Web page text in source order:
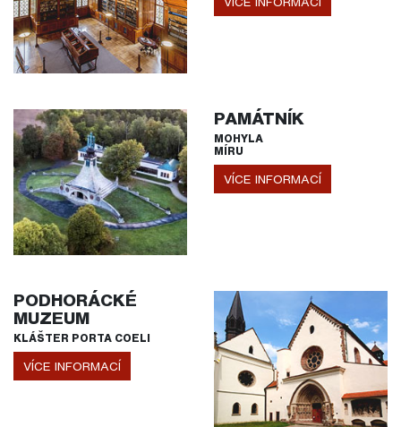
PAMÁTNÍK
MOHYLA
MÍRU
VÍCE INFORMACÍ
PODHORÁCKÉ
MUZEUM
KLÁŠTER PORTA COELI
VÍCE INFORMACÍ